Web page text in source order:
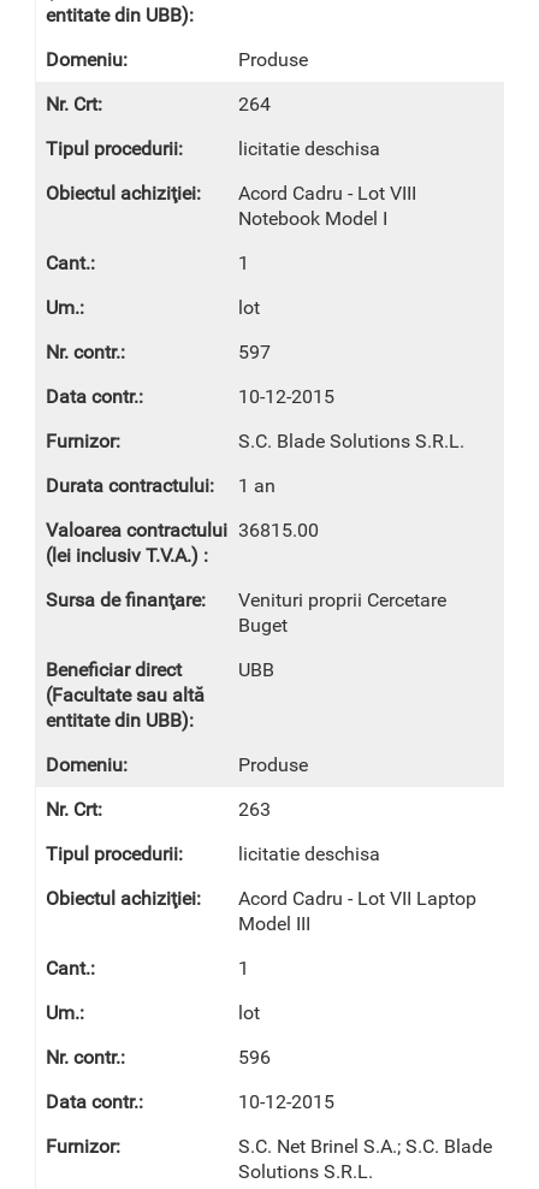
Produse
264
licitatie deschisa
Acord Cadru - Lot VIII
Notebook Model I
1
lot
597
10-12-2015
S.C. Blade Solutions S.R.L.
1 an
36815.00
Venituri proprii Cercetare
Buget
UBB
Produse
263
licitatie deschisa
Acord Cadru - Lot VII Laptop
Model III
1
lot
596
10-12-2015
S.C. Net Brinel S.A.; S.C. Blade
Solutions S.R.L.